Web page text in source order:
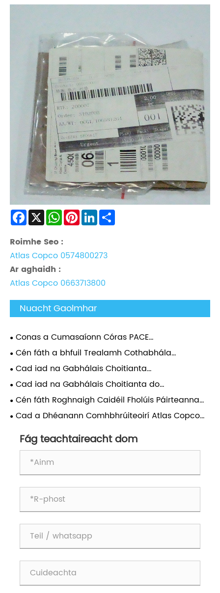
Facebook
X WhatsApp
Pinterest
LinkedIn
Roimhe Seo :
Atlas Copco 0574800273
Ar aghaidh :
Atlas Copco 0663713800
Nuacht Gaolmhar
Conas a Cumasaíonn Córas PACE
Comhbhrúiteoirí Soghluaiste Atlas Copco
Coigeartuithe Brú Barra 0.1?
Cén fáth a bhfuil Trealamh Cothabhála
Accessories Comhbhrúiteoir Aeir Atlas
Riachtanach le haghaidh Feidhmíocht
Fadtéarmach Comhbhrúiteoir?
Cad iad na Gabhálais Choitianta
Comhbhrúiteoir Aeir Atlas Riachtanacha agus Cén
Fáth a Bhfuil Tábhacht acu?
Cad iad na Gabhálais Choitianta do
Chomhbhrúiteoirí Aeir Atlas?
Cén fáth Roghnaigh Caidéil Fholúis Páirteanna
Fíor le haghaidh Feidhmíochta Fadtéarmach?
Cad a Dhéanann Comhbhrúiteoirí Atlas Copco
Feidhmchláir Thionsclaíoch?
Fág teachtaireacht dom